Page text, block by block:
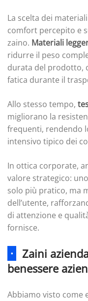
La scelta dei
comfort percepito e
zaino. Materiali
ridurre il peso
durata del prodotto,
fatica durante il
Allo stesso tempo,
migliorano la
frequenti, rendendo
intensivo tipico dei
In ottica corporate,
valore strategico:
solo più pratico, ma
dell’utente,
di attenzione e
fornisce.
·
Zaini
benessere
Abbiamo visto come